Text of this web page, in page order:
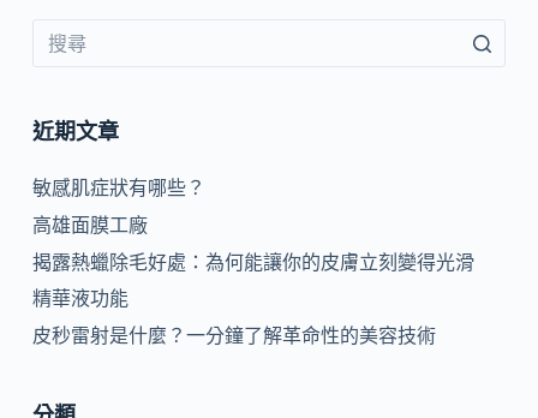
近期文章
敏感肌症狀有哪些？
高雄面膜工廠
揭露熱蠟除毛好處：為何能讓你的皮膚立刻變得光滑
精華液功能
皮秒雷射是什麼？一分鐘了解革命性的美容技術